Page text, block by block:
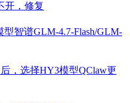
开，修复
智谱GLM-4.7-Flash/GLM-
，选择HY3模型QClaw更